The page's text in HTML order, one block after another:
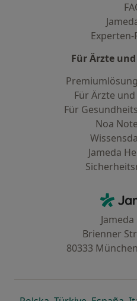
Für Ärzte
Für Ärzte
Für
Noa
Jameda
Brienner
80333